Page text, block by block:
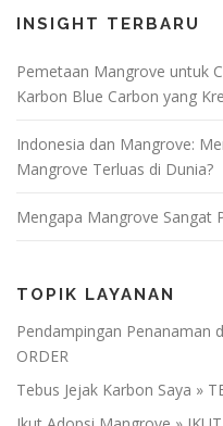
INSIGHT TERBARU
Pemetaan Mangrove untuk
Karbon Blue Carbon yang
Indonesia dan Mangrove:
Mangrove Terluas di Dunia?
Mengapa Mangrove Sangat
TOPIK LAYANAN
Pendampingan Penanaman
ORDER
Tebus Jejak Karbon Saya »